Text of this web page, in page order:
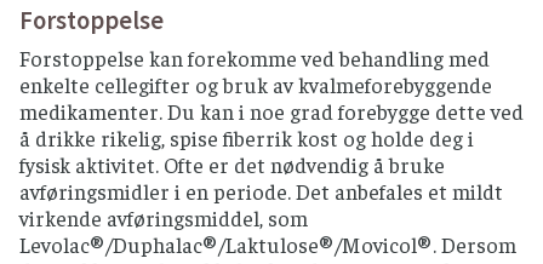
Forstoppelse
Forstoppelse kan forekomme ved behandling med
enkelte cellegifter og bruk av kvalmeforebyggende
medikamenter. Du kan i noe grad forebygge dette ved
å drikke rikelig, spise fiberrik kost og holde deg i
fysisk aktivitet. Ofte er det nødvendig å bruke
avføringsmidler i en periode. Det anbefales et mildt
virkende avføringsmiddel, som
Levolac®/Duphalac®/Laktulose®/Movicol®. Dersom